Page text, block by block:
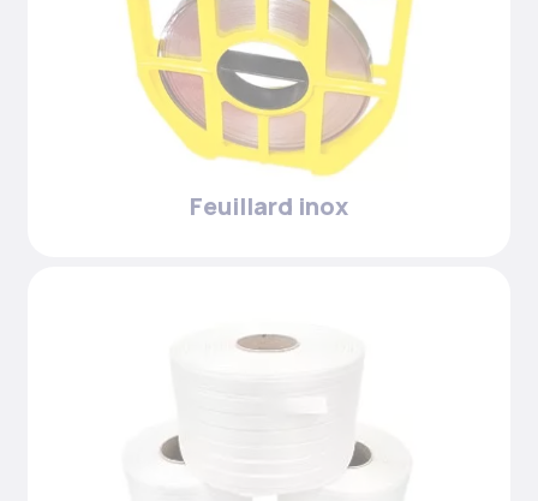
Feuillard inox